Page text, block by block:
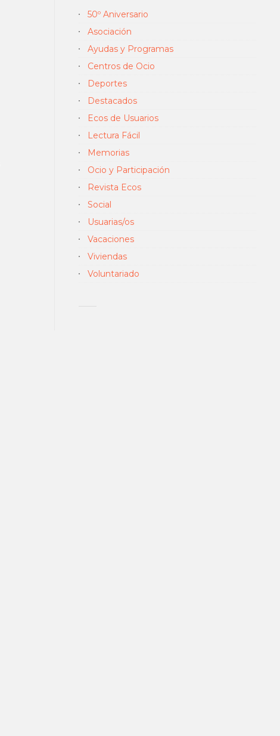
50º Aniversario
Asociación
Ayudas y Programas
Centros de Ocio
Deportes
Destacados
Ecos de Usuarios
Lectura Fácil
Memorias
Ocio y Participación
Revista Ecos
Social
Usuarias/os
Vacaciones
Viviendas
Voluntariado